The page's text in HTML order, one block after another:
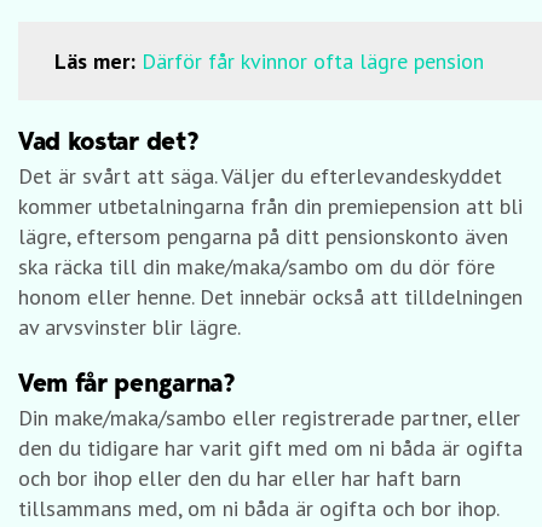
Läs mer: Därför får kvinnor ofta lägre pension
Vad kostar det?
Det är svårt att säga. Väljer du efterlevandeskyddet
kommer utbetalningarna från din premiepension att bli
lägre, eftersom pengarna på ditt pensionskonto även
ska räcka till din make/maka/sambo om du dör före
honom eller henne. Det innebär också att tilldelningen
av arvsvinster blir lägre.
Vem får pengarna?
Din make/maka/sambo eller registrerade partner, eller
den du tidigare har varit gift med om ni båda är ogifta
och bor ihop eller den du har eller har haft barn
tillsammans med, om ni båda är ogifta och bor ihop.